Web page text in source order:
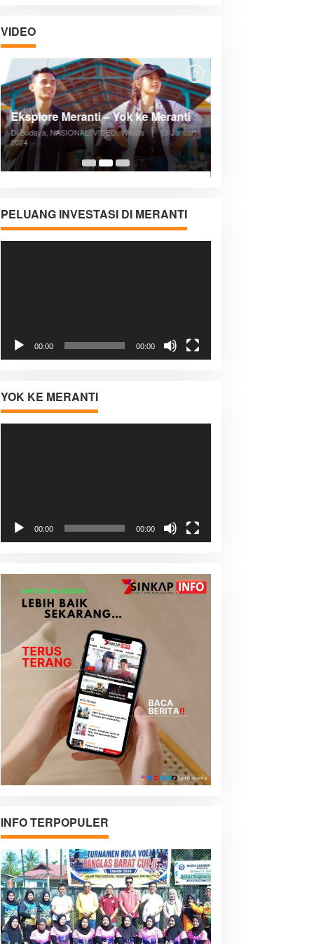
VIDEO
05:08
Posyandu Melayani Semua Siklus
Hidup
Di ADVERTORIAL, Kesehatan, VIDEO |
27
Desember 2023
PELUANG INVESTASI DI MERANTI
00:00 00:00
YOK KE MERANTI
00:00 00:00
INFO TERPOPULER